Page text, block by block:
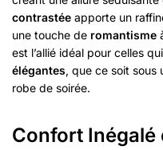
contrastée apporte un
une touche de romantisme
est l’allié idéal pour celles
élégantes, que ce soit sous
robe de soirée.
Confort Inégalé